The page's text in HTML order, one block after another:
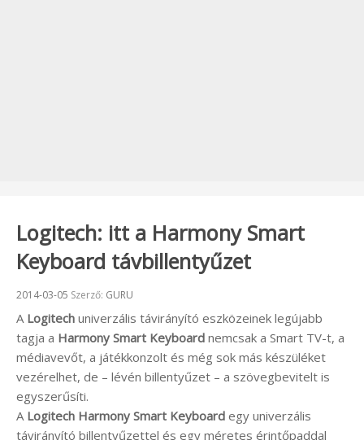
Logitech: itt a Harmony Smart
Keyboard távbillentyűzet
Beküldve:
2014-03-05 Szerző: GURU
A Logitech univerzális távirányító eszközeinek legújabb
tagja a Harmony Smart Keyboard nemcsak a Smart TV-t, a
médiavevőt, a játékkonzolt és még sok más készüléket
vezérelhet, de – lévén billentyűzet – a szövegbevitelt is
egyszerűsíti.
A Logitech Harmony Smart Keyboard egy univerzális
távirányító billentyűzettel és egy méretes érintőpaddal